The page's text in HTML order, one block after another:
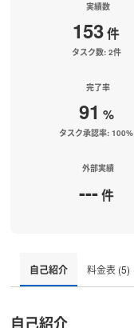
実績数
153件
タスク数: 2件
完了率
91 %
タスク承認率: 100%
外部実績
---件
自己紹介 料金表 (5)
自己紹介